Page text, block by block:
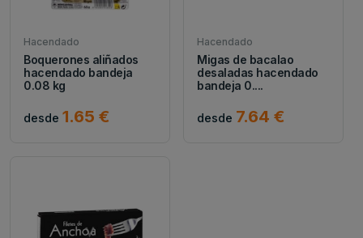
Hacendado
Boquerones aliñados
hacendado bandeja
0.08 kg
desde 1.65 €
Hacendado
Migas de bacalao
desaladas hacendado
bandeja 0....
desde 7.64 €